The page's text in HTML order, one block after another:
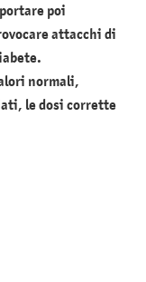
poi
attacchi di
.
normali,
le dosi corrette